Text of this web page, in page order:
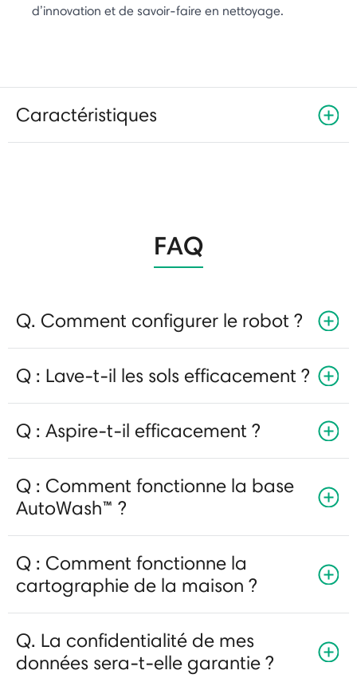
d’innovation et de savoir-faire en nettoyage.
Caractéristiques
FAQ
Q. Comment configurer le robot ?
Q : Lave-t-il les sols efficacement ?
Q : Aspire-t-il efficacement ?
Q : Comment fonctionne la base
AutoWash™ ?
Q : Comment fonctionne la
cartographie de la maison ?
Q. La confidentialité de mes
données sera-t-elle garantie ?